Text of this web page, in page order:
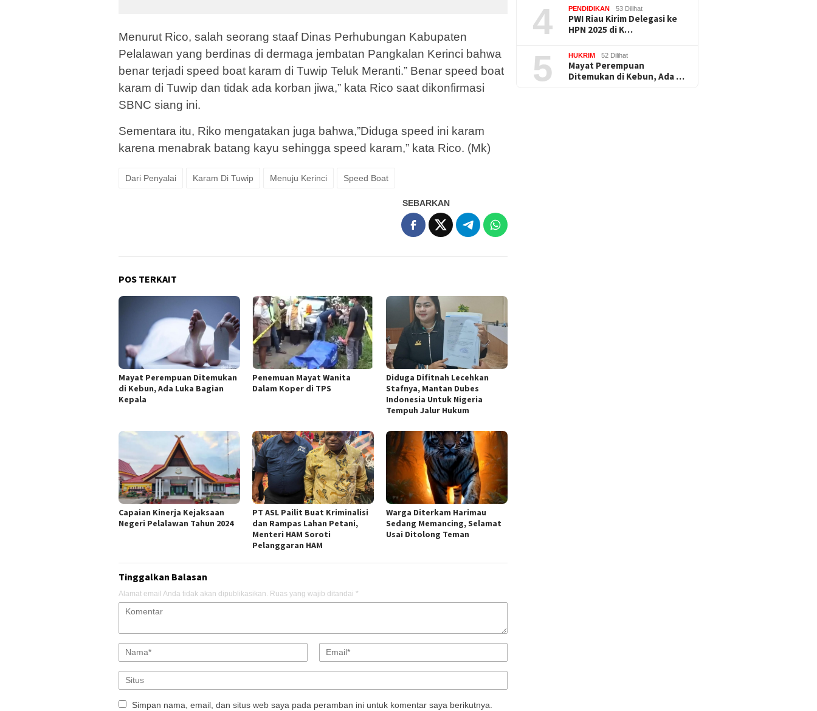
Menurut Rico, salah seorang staaf Dinas Perhubungan Kabupaten
Pelalawan yang berdinas di dermaga jembatan Pangkalan Kerinci bahwa
benar terjadi speed boat karam di Tuwip Teluk Meranti.” Benar speed boat
karam di Tuwip dan tidak ada korban jiwa,” kata Rico saat dikonfirmasi
SBNC siang ini.
Sementara itu, Riko mengatakan juga bahwa,”Diduga speed ini karam
karena menabrak batang kayu sehingga speed karam,” kata Rico. (Mk)
Dari Penyalai Karam Di Tuwip Menuju Kerinci Speed Boat
SEBARKAN
POS TERKAIT
Mayat Perempuan Ditemukan
di Kebun, Ada Luka Bagian
Kepala
Penemuan Mayat Wanita
Dalam Koper di TPS
Diduga Difitnah Lecehkan
Stafnya, Mantan Dubes
Indonesia Untuk Nigeria
Tempuh Jalur Hukum
Capaian Kinerja Kejaksaan
Negeri Pelalawan Tahun 2024
PT ASL Pailit Buat Kriminalisi
dan Rampas Lahan Petani,
Menteri HAM Soroti
Pelanggaran HAM
Warga Diterkam Harimau
Sedang Memancing, Selamat
Usai Ditolong Teman
Tinggalkan Balasan
Alamat email Anda tidak akan dipublikasikan. Ruas yang wajib ditandai *
Simpan nama, email, dan situs web saya pada peramban ini untuk komentar saya berikutnya.
4 PENDIDIKAN 53 Dilihat
PWI Riau Kirim Delegasi ke
HPN 2025 di K…
5 HUKRIM 52 Dilihat
Mayat Perempuan
Ditemukan di Kebun, Ada …